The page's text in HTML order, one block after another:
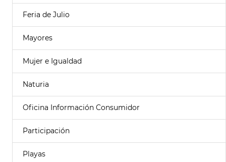
Feria de Julio
Mayores
Mujer e Igualdad
Naturia
Oficina Información Consumidor
Participación
Playas